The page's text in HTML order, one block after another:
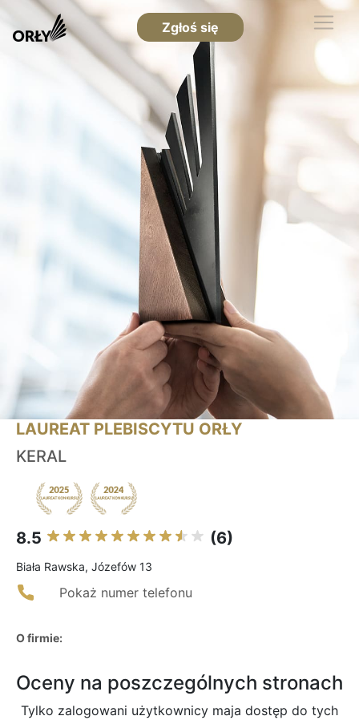
Zgłoś się
LAUREAT PLEBISCYTU ORŁY
KERAL
8.5 (6)
Biała Rawska, Józefów 13
Pokaż numer telefonu
O firmie:
Oceny na poszczególnych stronach
Tylko zalogowani użytkownicy maja dostęp do tych